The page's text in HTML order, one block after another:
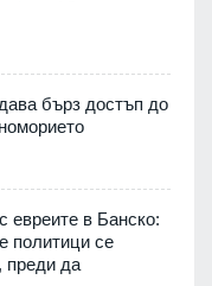
бърз достъп до
евреите в Банско:
политици се
преди да